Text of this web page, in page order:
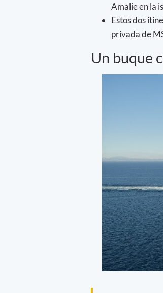
Amalie en la
Estos dos
privada de
Un buque